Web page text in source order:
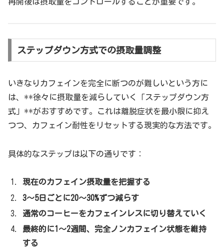
再開後は摂取量をコントロールすることが重要です。
ステップダウン方式での摂取量調整
いきなりカフェインを完全に断つのが難しいという方に
は、**徐々に摂取量を減らしていく「ステップダウン方
式」**がおすすめです。これは離脱症状を最小限に抑え
つつ、カフェイン耐性をリセットする現実的な方法です。
具体的なステップは以下の通りです：
現在のカフェイン摂取量を把握する
3〜5日ごとに20〜30%ずつ減らす
通常のコーヒーをカフェインレスに切り替えていく
最終的に1〜2週間、完全ノンカフェイン状態を維持
する